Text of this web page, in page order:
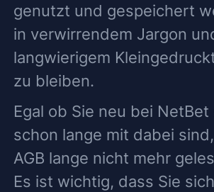
genutzt und gespeichert
in verwirrendem Jargon
langwierigem
zu bleiben.
Egal ob Sie neu bei
schon lange mit dabei
AGB lange nicht mehr
Es ist wichtig, dass Sie